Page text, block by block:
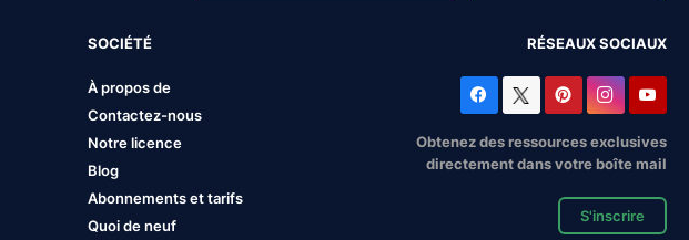
SOCIÉTÉ
À propos de
Contactez-nous
Notre licence
Blog
Abonnements et tarifs
Quoi de neuf
RÉSEAUX SOCIAUX
Obtenez des ressources exclusives
directement dans votre boîte mail
S'inscrire